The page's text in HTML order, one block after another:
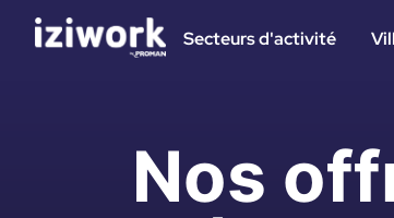
Secteurs d'activité
Nos